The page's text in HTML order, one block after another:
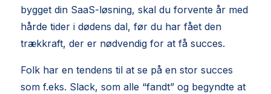
bygget din SaaS-løsning, skal du forvente år med
hårde tider i dødens dal, før du har fået den
trækkraft, der er nødvendig for at få succes.
Folk har en tendens til at se på en stor succes
som f.eks. Slack, som alle “fandt” og begyndte at